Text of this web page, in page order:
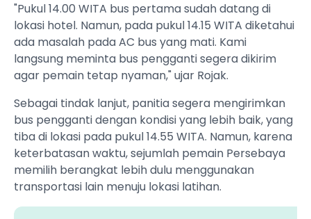
"Pukul 14.00 WITA bus pertama sudah datang di
lokasi hotel. Namun, pada pukul 14.15 WITA diketahui
ada masalah pada AC bus yang mati. Kami
langsung meminta bus pengganti segera dikirim
agar pemain tetap nyaman," ujar Rojak.
Sebagai tindak lanjut, panitia segera mengirimkan
bus pengganti dengan kondisi yang lebih baik, yang
tiba di lokasi pada pukul 14.55 WITA. Namun, karena
keterbatasan waktu, sejumlah pemain Persebaya
memilih berangkat lebih dulu menggunakan
transportasi lain menuju lokasi latihan.